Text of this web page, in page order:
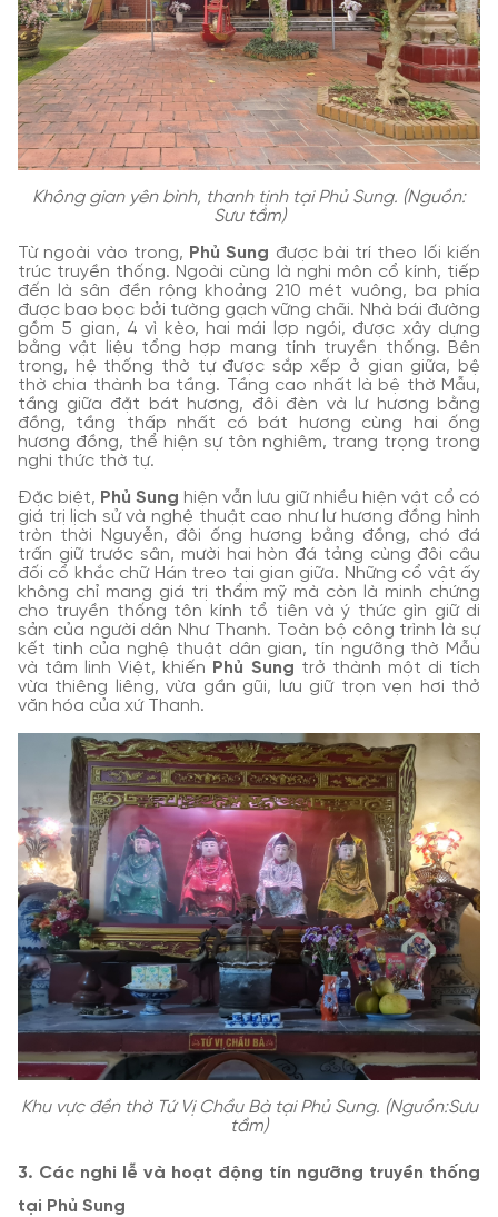
Không gian yên bình, thanh tịnh tại Phủ Sung. (Nguồn:
Sưu tầm)
Từ ngoài vào trong, Phủ Sung được bài trí theo lối kiến
trúc truyền thống. Ngoài cùng là nghi môn cổ kính, tiếp
đến là sân đền rộng khoảng 210 mét vuông, ba phía
được bao bọc bởi tường gạch vững chãi. Nhà bái đường
gồm 5 gian, 4 vì kèo, hai mái lợp ngói, được xây dựng
bằng vật liệu tổng hợp mang tính truyền thống. Bên
trong, hệ thống thờ tự được sắp xếp ở gian giữa, bệ
thờ chia thành ba tầng. Tầng cao nhất là bệ thờ Mẫu,
tầng giữa đặt bát hương, đôi đèn và lư hương bằng
đồng, tầng thấp nhất có bát hương cùng hai ống
hương đồng, thể hiện sự tôn nghiêm, trang trọng trong
nghi thức thờ tự.
Đặc biệt, Phủ Sung hiện vẫn lưu giữ nhiều hiện vật cổ có
giá trị lịch sử và nghệ thuật cao như lư hương đồng hình
tròn thời Nguyễn, đôi ống hương bằng đồng, chó đá
trấn giữ trước sân, mười hai hòn đá tảng cùng đôi câu
đối cổ khắc chữ Hán treo tại gian giữa. Những cổ vật ấy
không chỉ mang giá trị thẩm mỹ mà còn là minh chứng
cho truyền thống tôn kính tổ tiên và ý thức gìn giữ di
sản của người dân Như Thanh. Toàn bộ công trình là sự
kết tinh của nghệ thuật dân gian, tín ngưỡng thờ Mẫu
và tâm linh Việt, khiến Phủ Sung trở thành một di tích
vừa thiêng liêng, vừa gần gũi, lưu giữ trọn vẹn hơi thở
văn hóa của xứ Thanh.
Khu vực đền thờ Tứ Vị Chầu Bà tại Phủ Sung. (Nguồn:Sưu
tầm)
3. Các nghi lễ và hoạt động tín ngưỡng truyền thống
tại Phủ Sung